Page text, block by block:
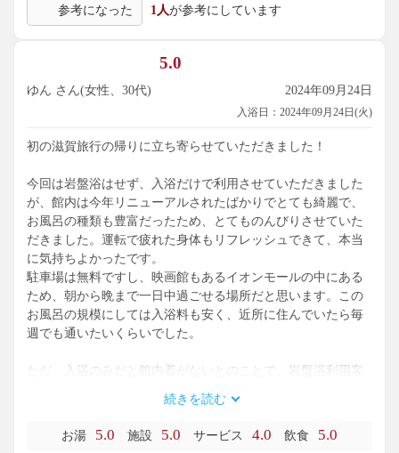
参考になった 1人が参考にしています
5.0
ゆん さん(女性、30代) 2024年09月24日
入浴日：2024年09月24日(火)
初の滋賀旅行の帰りに立ち寄らせていただきました！
今回は岩盤浴はせず、入浴だけで利用させていただきました
が、館内は今年リニューアルされたばかりでとても綺麗で、
お風呂の種類も豊富だったため、とてものんびりさせていた
だきました。運転で疲れた身体もリフレッシュできて、本当
に気持ちよかったです。
駐車場は無料ですし、映画館もあるイオンモールの中にある
ため、朝から晩まで一日中過ごせる場所だと思います。この
お風呂の規模にしては入浴料も安く、近所に住んでいたら毎
週でも通いたいくらいでした。
ただ、入浴のみだと館内着がないとのことで、岩盤浴利用客
ーーしだけ不便かなと思いました。入浴のみの利用客用に
も、300円～500円程で館内着があれば何も言うことなしの素
晴らしい施設でした！
続きを読む
お湯 5.0 施設 5.0 サービス 4.0 飲食 5.0